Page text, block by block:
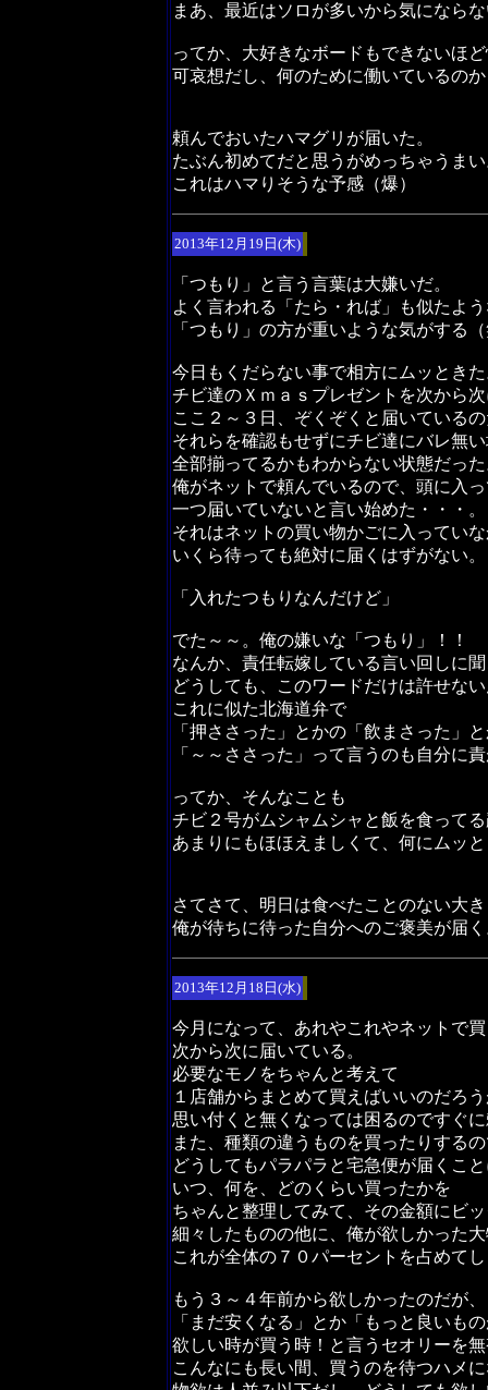
まあ、最近はソロが多いから気になら
ってか、大好きなボードもできないほ
可哀想だし、何のために働いているの
頼んでおいたハマグリが届いた。
たぶん初めてだと思うがめっちゃうま
これはハマりそうな予感（爆）
2013年12月19日(木)
「つもり」と言う言葉は大嫌いだ。
よく言われる「たら・れば」も似たよ
「つもり」の方が重いような気がする
今日もくだらない事で相方にムッとき
チビ達のＸｍａｓプレゼントを次から
ここ２～３日、ぞくぞくと届いている
それらを確認もせずにチビ達にバレ無
全部揃ってるかもわからない状態だっ
俺がネットで頼んでいるので、頭に入
一つ届いていないと言い始めた・・・。
それはネットの買い物かごに入ってい
いくら待っても絶対に届くはずがない。
「入れたつもりなんだけど」
でた～～。俺の嫌いな「つもり」！！
なんか、責任転嫁している言い回しに
どうしても、このワードだけは許せな
これに似た北海道弁で
「押ささった」とかの「飲まさった」
「～～ささった」って言うのも自分に
ってか、そんなことも
チビ２号がムシャムシャと飯を食って
あまりにもほほえましくて、何にムッ
さてさて、明日は食べたことのない大
俺が待ちに待った自分へのご褒美が届
2013年12月18日(水)
今月になって、あれやこれやネットで
次から次に届いている。
必要なモノをちゃんと考えて
１店舗からまとめて買えばいいのだろ
思い付くと無くなっては困るのですぐ
また、種類の違うものを買ったりする
どうしてもパラパラと宅急便が届くこ
いつ、何を、どのくらい買ったかを
ちゃんと整理してみて、その金額にビ
細々したものの他に、俺が欲しかった
これが全体の７０パーセントを占めて
もう３～４年前から欲しかったのだが、
「まだ安くなる」とか「もっと良いも
欲しい時が買う時！と言うセオリーを
こんなにも長い間、買うのを待つハメ